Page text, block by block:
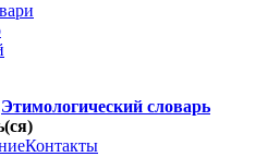
Этимологический словарь
Контакты